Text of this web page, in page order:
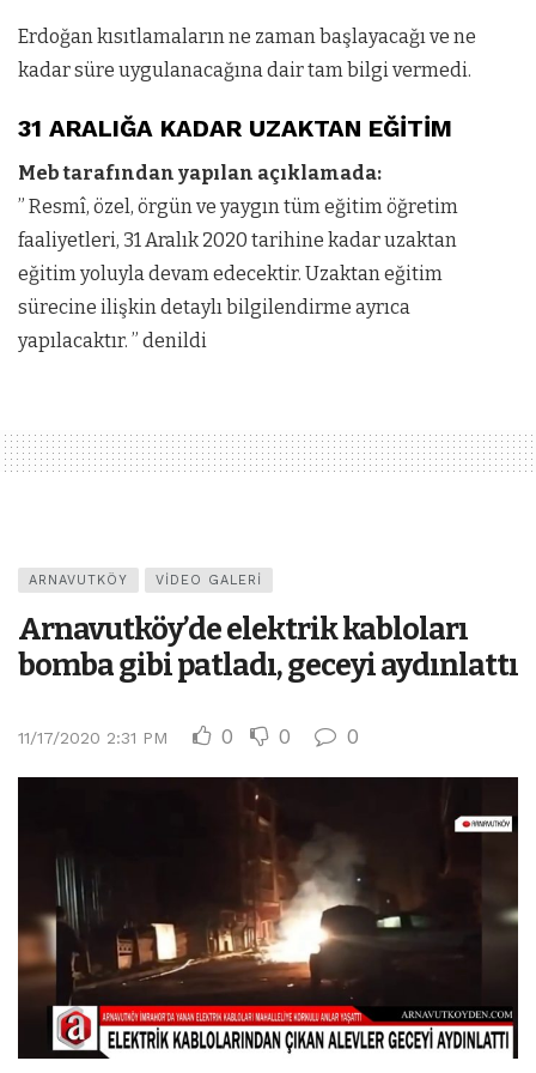
Erdoğan kısıtlamaların ne zaman başlayacağı ve ne
kadar süre uygulanacağına dair tam bilgi vermedi.
31 ARALIĞA KADAR UZAKTAN EĞİTİM
Meb tarafından yapılan açıklamada:
” Resmî, özel, örgün ve yaygın tüm eğitim öğretim
faaliyetleri, 31 Aralık 2020 tarihine kadar uzaktan
eğitim yoluyla devam edecektir. Uzaktan eğitim
sürecine ilişkin detaylı bilgilendirme ayrıca
yapılacaktır. ” denildi
ARNAVUTKÖY VIDEO GALERI
Arnavutköy’de elektrik kabloları
bomba gibi patladı, geceyi aydınlattı
11/17/2020 2:31 PM 0 0 0